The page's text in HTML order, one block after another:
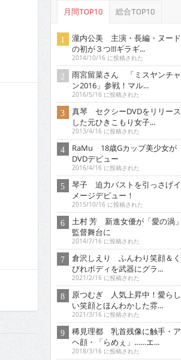
月間TOP10 総合TOP10
瀧内公美 主演・長編・ヌード
の初が３つ!!!ギラギ...
2014/10/16 に投稿された
雨宮留菜さん 「ミスヤンチャ
ン2016」参戦！マル...
2016/5/16 に投稿された
真琴 セクシーDVDをリリース
した元ひきこもり女子...
2013/4/16 に投稿された
RaMu 18歳Gカップ美少女が
DVDデビュー
2016/4/16 に投稿された
琴子 迫力バストを引っさげイ
メージデビュー！
2015/10/16 に投稿された
土村 芳 新進女優が「愛の渦」
監督舞台に
2014/7/16 に投稿された
倉沢しえり ふんわり笑顔＆く
びれボディを武器にグラ...
2021/2/16 に投稿された
原つむぎ 人気上昇中！愛らし
い笑顔とほんわかした雰...
2021/3/16 に投稿された
稀見理都 乳首残像に触手・ア
ヘ顔・「らめぇ」……エ...
2018/3/16 に投稿された